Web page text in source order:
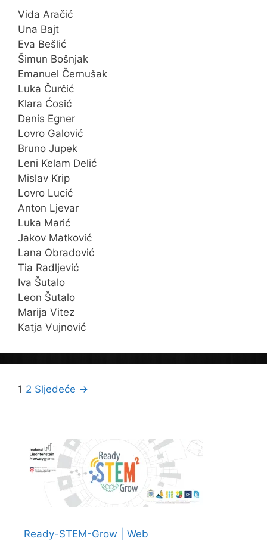
Vida Aračić
Una Bajt
Eva Bešlić
Šimun Bošnjak
Emanuel Černušak
Luka Čurčić
Klara Ćosić
Denis Egner
Lovro Galović
Bruno Jupek
Leni Kelam Delić
Mislav Krip
Lovro Lucić
Anton Ljevar
Luka Marić
Jakov Matković
Lana Obradović
Tia Radljević
Iva Šutalo
Leon Šutalo
Marija Vitez
Katja Vujnović
Navigacija
1 2 Sljedeće →
Ready-STEM-Grow | Web